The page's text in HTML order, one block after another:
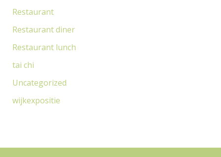
Restaurant
Restaurant diner
Restaurant lunch
tai chi
Uncategorized
wijkexpositie